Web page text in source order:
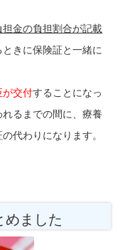
金の負担割合が記載
きに保険証と一緒に
が交付することになっ
るまでの間に、療養
代わりになります。
めました